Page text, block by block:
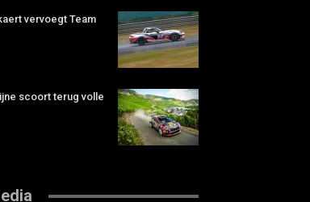
vervoegt Team
scoort terug volle